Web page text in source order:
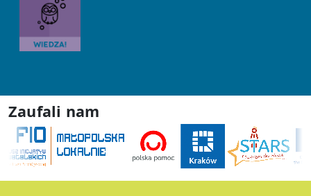
Zaufali nam